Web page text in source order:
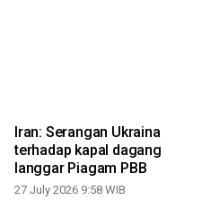
Iran: Serangan Ukraina
terhadap kapal dagang
langgar Piagam PBB
27 July 2026 9:58 WIB